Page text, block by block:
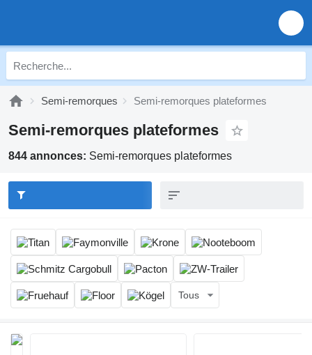
Semi-remorques Semi-remorques plateformes
Semi-remorques plateformes
844 annonces: Semi-remorques plateformes
Tous